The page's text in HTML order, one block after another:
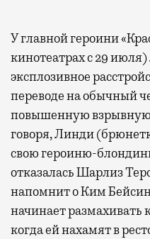
У главной героини
кинотеатрах с 29
эксплозивное
переводе на обычный
повышенную
говоря, Линди
свою героиню-
отказалась Шарлиз
напомнит о Ким
начинает
когда ей нахамят в